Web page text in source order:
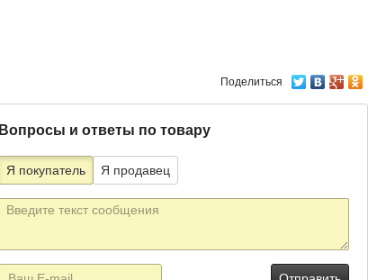
Поделиться
Вопросы и ответы по товару
Я покупатель Я продавец
Текст
E-